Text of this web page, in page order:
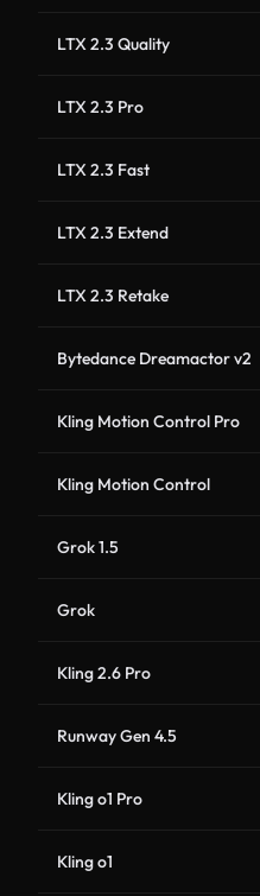
LTX 2.3 Quality
LTX 2.3 Pro
LTX 2.3 Fast
LTX 2.3 Extend
LTX 2.3 Retake
Bytedance Dreamactor v2
Kling Motion Control Pro
Kling Motion Control
Grok 1.5
Grok
Kling 2.6 Pro
Runway Gen 4.5
Kling o1 Pro
Kling o1